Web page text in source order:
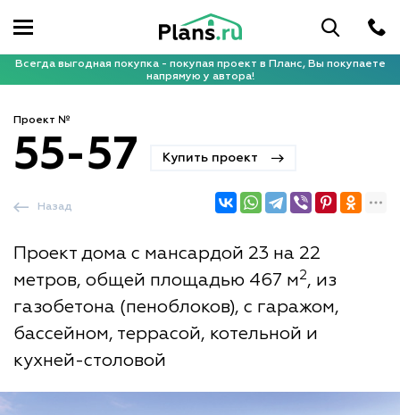
Всегда выгодная покупка - покупая проект в Планс, Вы покупаете
напрямую у автора!
Проект №
55-57 Купить проект
Проект дома с мансардой 23 на 22
метров, общей площадью 467 м2, из
газобетона (пеноблоков), с гаражом,
бассейном, террасой, котельной и
кухней-столовой
Назад